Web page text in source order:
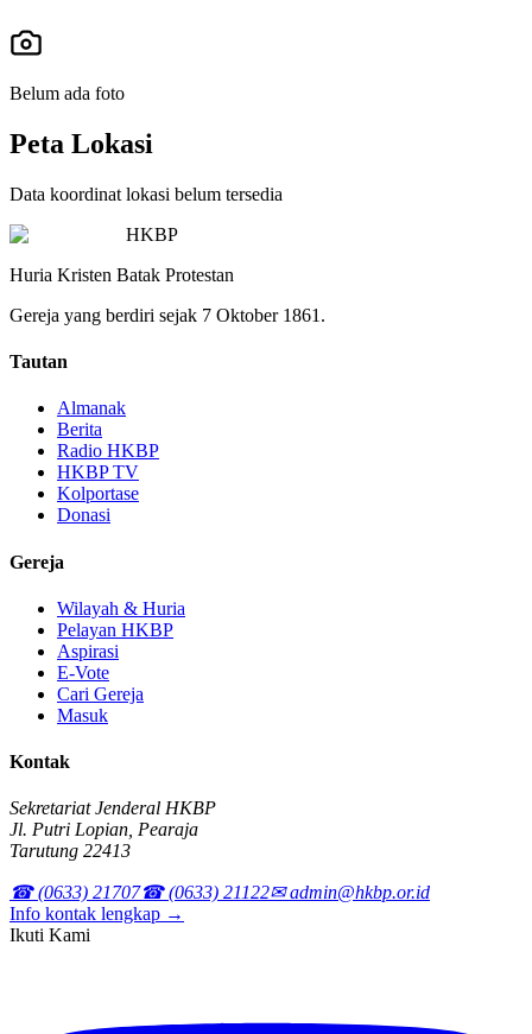
Belum ada foto
Peta Lokasi
Data koordinat lokasi belum tersedia
HKBP
Huria Kristen Batak Protestan
Gereja yang berdiri sejak 7 Oktober 1861.
Tautan
Almanak
Berita
Radio HKBP
HKBP TV
Kolportase
Donasi
Gereja
Wilayah & Huria
Pelayan HKBP
Aspirasi
E-Vote
Cari Gereja
Masuk
Kontak
Sekretariat Jenderal HKBP
Jl. Putri Lopian, Pearaja
Tarutung 22413
☎ (0633) 21707☎ (0633) 21122✉ admin@hkbp.or.id
Info kontak lengkap →
Ikuti Kami